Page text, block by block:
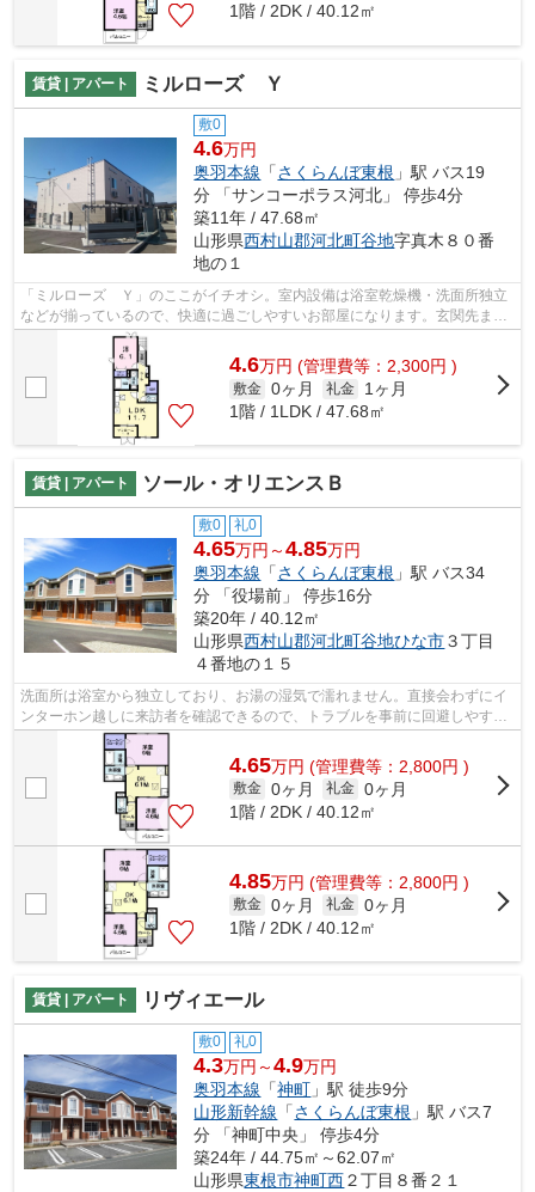
1階 / 2DK / 40.12㎡
賃貸 | アパート ミルローズ Ｙ
敷0
4.6万円
奥羽本線 「さくらんぼ東根 」駅 バス19
分 「サンコーポラス河北」 停歩4分
築11年 / 47.68㎡
山形県西村山郡河北町谷地字真木８０番
地の１
「ミルローズ Ｙ」のここがイチオシ。室内設備は浴室乾燥機・洗面所独立
などが揃っているので、快適に過ごしやすいお部屋になります。玄関先まで
覗き穴を覗きに行かなくてもインター...
4.6万円 (管理費等：2,300円 )
敷金 0ヶ月 礼金
1ヶ月
1階 / 1LDK / 47.68㎡
賃貸 | アパート ソール・オリエンスＢ
敷0 礼0
4.65万円～4.85万円
奥羽本線 「さくらんぼ東根 」駅 バス34
分 「役場前」 停歩16分
築20年 / 40.12㎡
山形県西村山郡河北町谷地ひな市３丁目
４番地の１５
洗面所は浴室から独立しており、お湯の湿気で濡れません。直接会わずにイ
ンターホン越しに来訪者を確認できるので、トラブルを事前に回避しやすく
なります。収納はウォークインクロゼ...
4.65万円 (管理費等：2,800円 )
敷金 0ヶ月 礼金 0ヶ月
1階 / 2DK / 40.12㎡
4.85万円 (管理費等：2,800円 )
敷金 0ヶ月 礼金 0ヶ月
1階 / 2DK / 40.12㎡
賃貸 | アパート リヴィエール
敷0 礼0
4.3万円～4.9万円
奥羽本線 「神町 」駅 徒歩9分
山形新幹線 「さくらんぼ東根 」駅 バス7
分 「神町中央」 停歩4分
築24年 / 44.75㎡～62.07㎡
山形県東根市神町西２丁目８番２１